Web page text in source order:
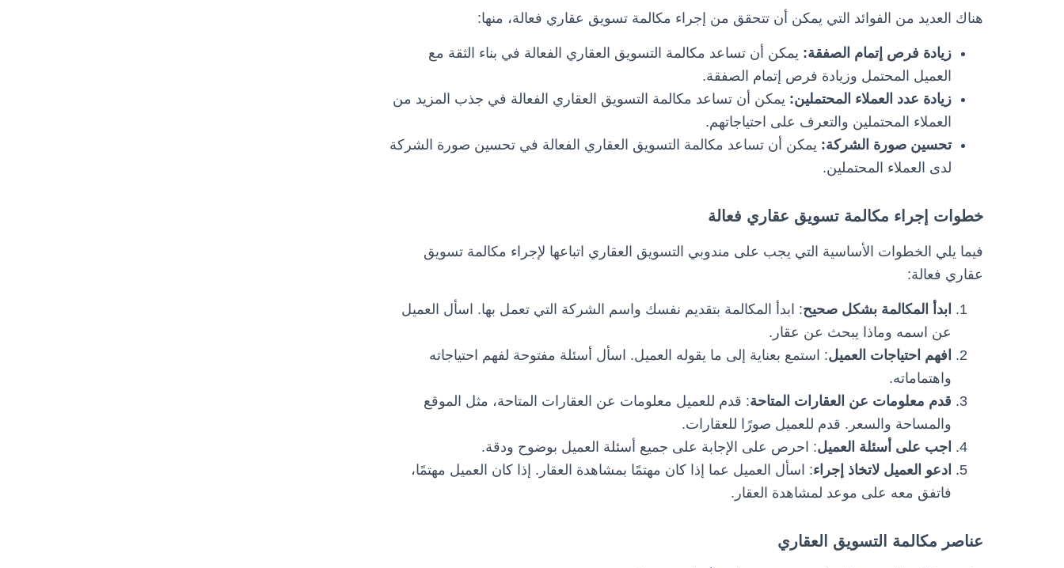
هناك العديد من الفوائد التي يمكن أن تتحقق من إجراء مكالمة تسويق عقاري فعالة، منها:
زيادة فرص إتمام الصفقة: يمكن أن تساعد مكالمة التسويق العقاري الفعالة في بناء الثقة مع
العميل المحتمل وزيادة فرص إتمام الصفقة.
زيادة عدد العملاء المحتملين: يمكن أن تساعد مكالمة التسويق العقاري الفعالة في جذب المزيد من
العملاء المحتملين والتعرف على احتياجاتهم.
تحسين صورة الشركة: يمكن أن تساعد مكالمة التسويق العقاري الفعالة في تحسين صورة الشركة
لدى العملاء المحتملين.
خطوات إجراء مكالمة تسويق عقاري فعالة
فيما يلي الخطوات الأساسية التي يجب على مندوبي التسويق العقاري اتباعها لإجراء مكالمة تسويق
عقاري فعالة:
ابدأ المكالمة بشكل صحيح: ابدأ المكالمة بتقديم نفسك واسم الشركة التي تعمل بها. اسأل العميل
عن اسمه وماذا يبحث عن عقار.
افهم احتياجات العميل: استمع بعناية إلى ما يقوله العميل. اسأل أسئلة مفتوحة لفهم احتياجاته
واهتماماته.
قدم معلومات عن العقارات المتاحة: قدم للعميل معلومات عن العقارات المتاحة، مثل الموقع
والمساحة والسعر. قدم للعميل صورًا للعقارات.
اجب على أسئلة العميل: احرص على الإجابة على جميع أسئلة العميل بوضوح ودقة.
ادعو العميل لاتخاذ إجراء: اسأل العميل عما إذا كان مهتمًا بمشاهدة العقار. إذا كان العميل مهتمًا،
فاتفق معه على موعد لمشاهدة العقار.
عناصر مكالمة التسويق العقاري